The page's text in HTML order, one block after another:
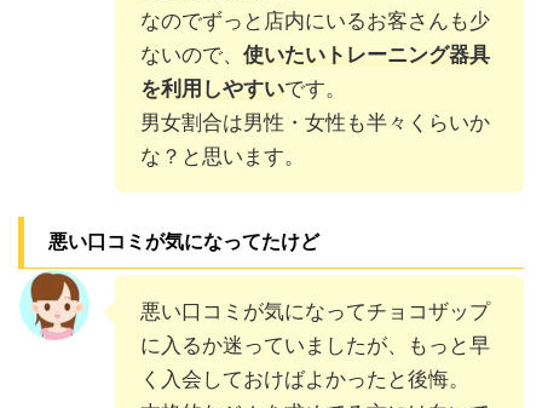
なのでずっと店内にいるお客さんも少
ないので、 使いたいトレーニング器具
を利用しやすいです。
男女割合は男性・女性も半々くらいか
な？と思います。
悪い口コミが気になってたけど
悪い口コミが気になってチョコザップ
に入るか迷っていましたが、もっと早
く入会しておけばよかったと後悔。